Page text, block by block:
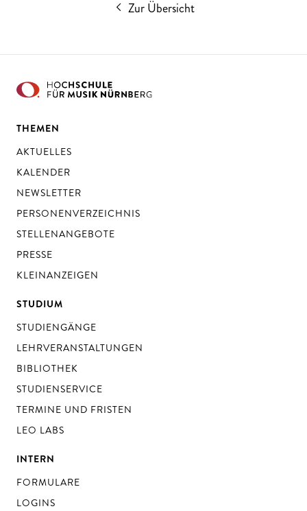
Zur Übersicht
THEMEN
AKTUELLES
KALENDER
NEWSLETTER
PERSONENVERZEICHNIS
STELLENANGEBOTE
PRESSE
KLEINANZEIGEN
STUDIUM
STUDIENGÄNGE
LEHRVERANSTALTUNGEN
BIBLIOTHEK
STUDIENSERVICE
TERMINE UND FRISTEN
LEO LABS
INTERN
FORMULARE
LOGINS